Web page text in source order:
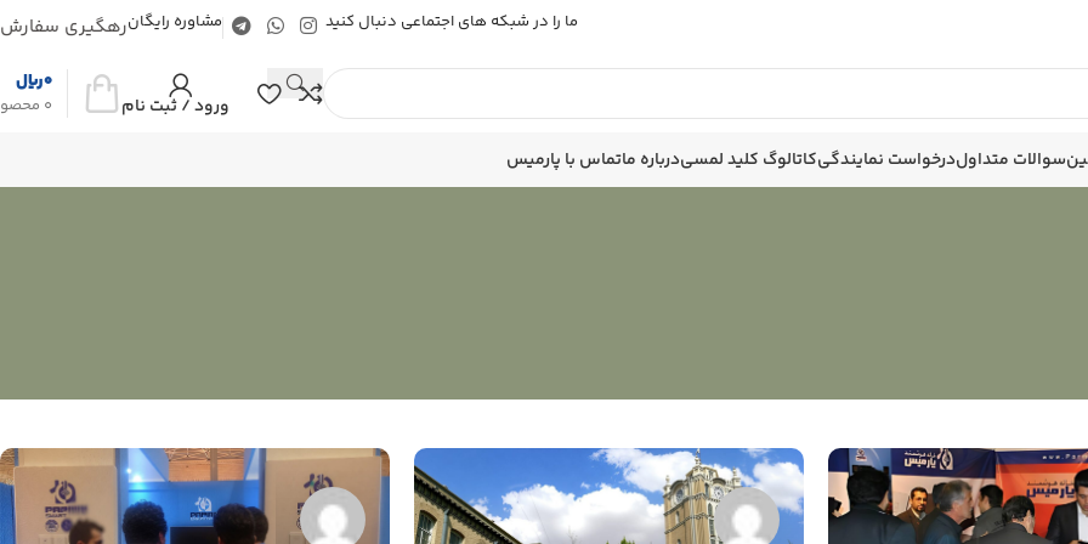
ما را در شبکه های اجتماعی دنبال کنید مشاوره رایگانرهگیری سفارش
ورود / ثبت نام 0
0ریال
سوالات متداولدرخواست نمایندگیکاتالوگ کلید لمسیدرباره ماتماس با پارمیس